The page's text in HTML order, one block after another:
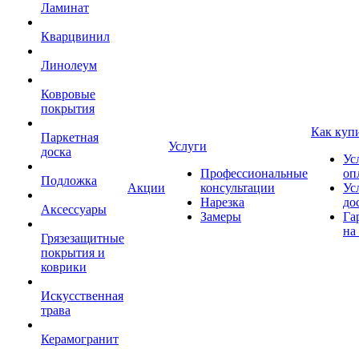
Ламинат
Кварцвинил
Линолеум
Ковровые
покрытия
Паркетная
доска
Подложка
Аксессуары
Грязезащитные
покрытия и
коврики
Искусственная
трава
Керамогранит
Акции
Услуги
Профессиональные
консультации
Нарезка
Замеры
Как
на